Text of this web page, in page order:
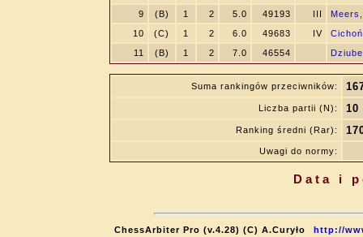
9
(B) 1 2 5.0 49193 III
10
(C) 1 2 6.0 49683 IV
11
(B) 1 2 7.0 46554
Suma rankingów przeciwników:
Liczba partii (N): 10
Ranking średni (Rar):
Uwagi do normy:
Data i
ChessArbiter Pro (v.4.28) (C) A.Curyło
http://